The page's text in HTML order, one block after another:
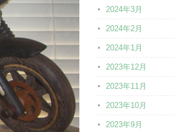
2024年3月
2024年2月
2024年1月
2023年12月
2023年11月
2023年10月
2023年9月